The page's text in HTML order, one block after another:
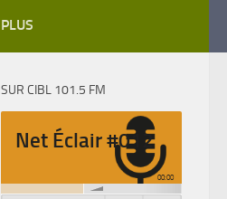
PLUS
SUR CIBL 101.5 FM
Net Éclair #012
00:00